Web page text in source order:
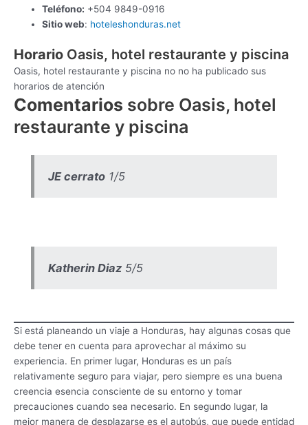
Teléfono: +504 9849-0916
Sitio web: hoteleshonduras.net
Horario Oasis, hotel restaurante y piscina
Oasis, hotel restaurante y piscina no no ha publicado sus
horarios de atención
Comentarios sobre Oasis, hotel
restaurante y piscina
JE cerrato1/5
Katherin Diaz5/5
Si está planeando un viaje a Honduras, hay algunas cosas que
debe tener en cuenta para aprovechar al máximo su
experiencia. En primer lugar, Honduras es un país
relativamente seguro para viajar, pero siempre es una buena
creencia esencia consciente de su entorno y tomar
precauciones cuando sea necesario. En segundo lugar, la
mejor manera de desplazarse es el autobús, que puede entidad